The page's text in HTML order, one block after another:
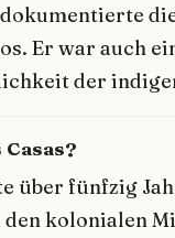
dokumentierte
Er war auch
der
Casas?
über fünfzig
kolonialen